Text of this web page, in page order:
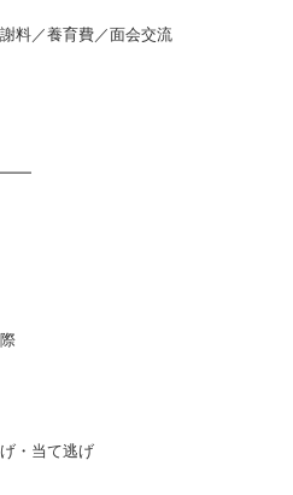
料／養育費／面会交流
・当て逃げ